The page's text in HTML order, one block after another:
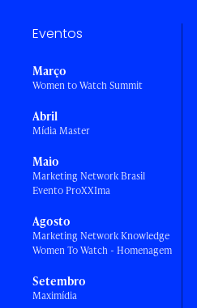
Eventos
Março
Women to Watch Summit
Abril
Mídia Master
Maio
Marketing Network Brasil
Evento ProXXIma
Agosto
Marketing Network Knowledge
Women To Watch - Homenagem
Setembro
Maximídia